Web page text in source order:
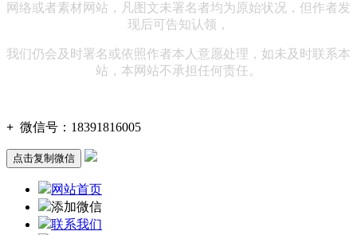
网络或者素材网站，凡图文未署名者均为原始状况，但作者发
现后可告知认领，
我们仍会及时署名或依照作者本人意愿处理，如未及时联系本
站，本网站不承担任何责任。
+ 微信号： 18391816005
点击复制微信
网站首页
添加微信
联系我们